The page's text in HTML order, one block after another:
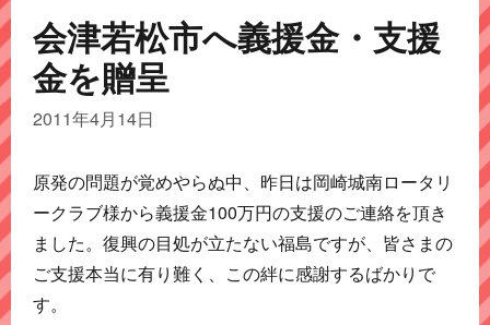
会津若松市へ義援金・支援
金を贈呈
2011年4月14日
原発の問題が覚めやらぬ中、昨日は岡崎城南ロータリ
ークラブ様から義援金100万円の支援のご連絡を頂き
ました。復興の目処が立たない福島ですが、皆さまの
ご支援本当に有り難く、この絆に感謝するばかりで
す。